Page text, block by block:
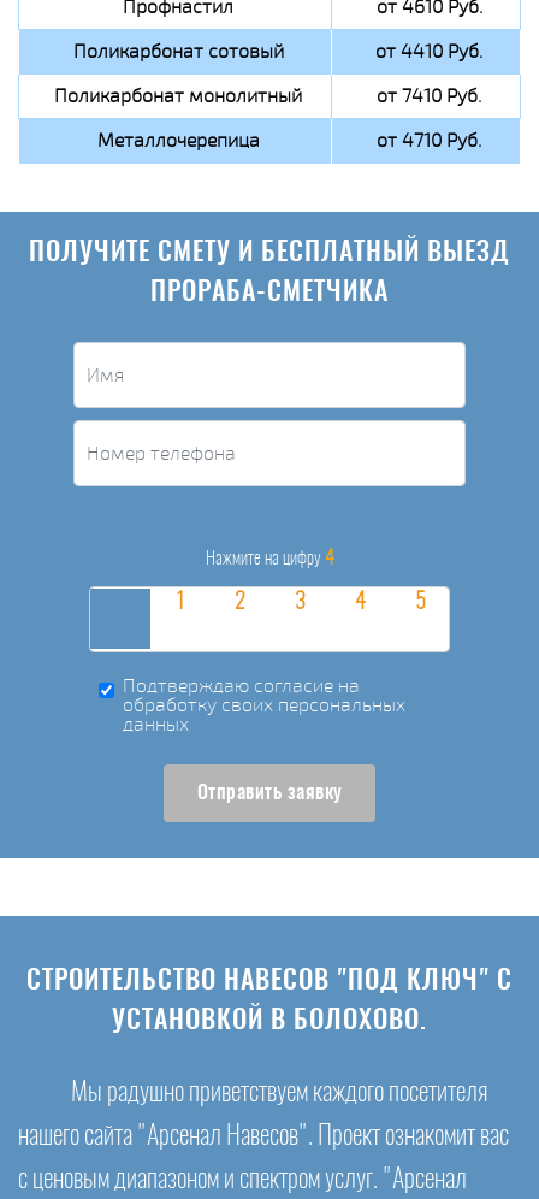
Профнастил
от 4610 Руб.
Поликарбонат сотовый
от 4410 Руб.
Поликарбонат монолитный
от 7410 Руб.
Металлочерепица
от 4710 Руб.
ПОЛУЧИТЕ СМЕТУ И БЕСПЛАТНЫЙ ВЫЕЗД
ПРОРАБА-СМЕТЧИКА
Нажмите на цифру 4
Подтверждаю согласие на
обработку своих персональных
данных
Отправить заявку
СТРОИТЕЛЬСТВО НАВЕСОВ "ПОД КЛЮЧ" С
УСТАНОВКОЙ В БОЛОХОВО.
Мы радушно приветствуем каждого посетителя
нашего сайта "Арсенал Навесов". Проект ознакомит вас
с ценовым диапазоном и спектром услуг. "Арсенал